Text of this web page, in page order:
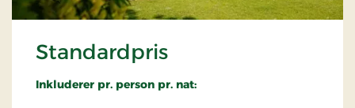
Standardpris
Inkluderer pr. person pr. nat: